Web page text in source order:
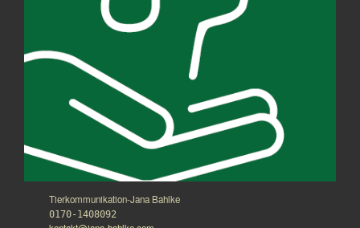
Tierkommunikation-Jana Bahlke
0170-1408092